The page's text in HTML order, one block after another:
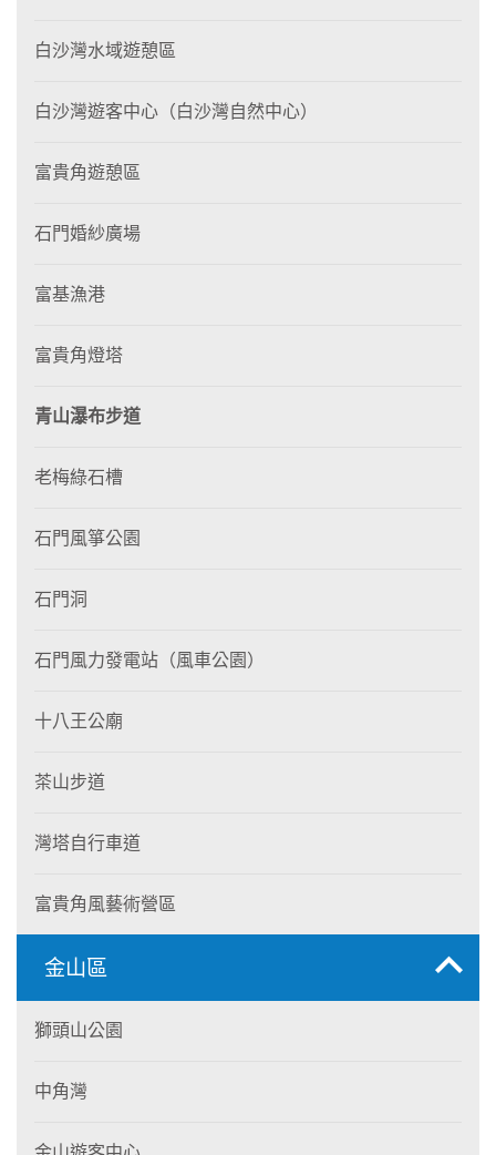
白沙灣水域遊憩區
白沙灣遊客中心（白沙灣自然中心）
富貴角遊憩區
石門婚紗廣場
富基漁港
富貴角燈塔
青山瀑布步道
老梅綠石槽
石門風箏公園
石門洞
石門風力發電站（風車公園）
十八王公廟
茶山步道
灣塔自行車道
富貴角風藝術營區
金山區
獅頭山公園
中角灣